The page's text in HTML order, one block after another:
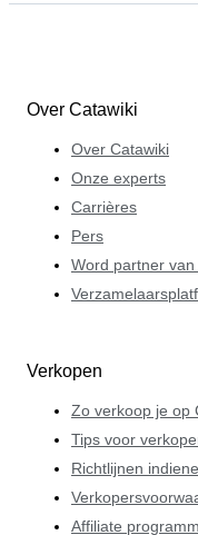
Over Catawiki
Over Catawiki
Onze experts
Carrières
Pers
Word partner van
Verkopen
Zo verkoop je op
Tips voor
Richtlijnen
Affiliate